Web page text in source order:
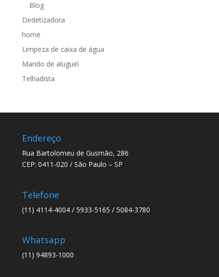
Blog
Dedetizadora
home
Limpeza de caixa de água
Marido de aluguel
Telhadista
Endereço
Rua Bartolomeu de Gusmão, 286
CEP: 0411-020 / São Paulo – SP
Telefone
(11) 4114-4004 / 5933-5165 / 5084-3780
Whatsapp
(11) 94893-1000